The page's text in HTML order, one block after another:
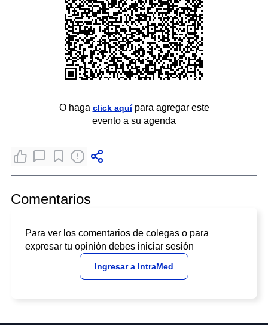
O haga click aquípara agregar este
evento a su agenda
Comentarios
Para ver los comentarios de colegas o para
expresar tu opinión debes iniciar sesión
Ingresar a IntraMed